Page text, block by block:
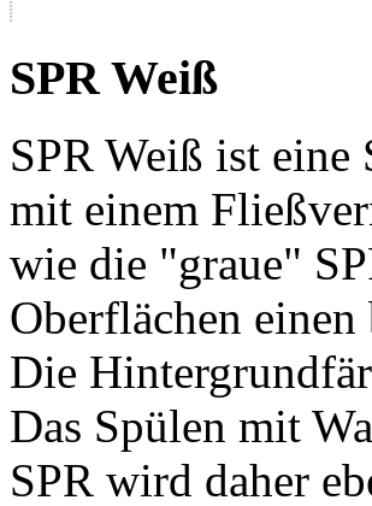
SPR Weiß
SPR Weiß ist eine
mit einem
wie die "graue"
Oberflächen einen
Die
Das Spülen mit
SPR wird daher